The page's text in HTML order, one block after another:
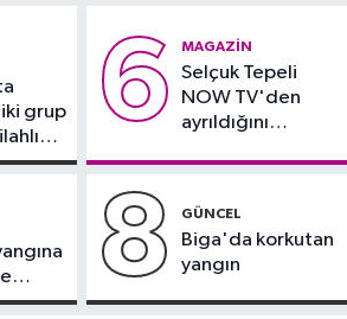
ailesine katıldı
grup
6 MAGAZIN
Selçuk Tepeli
NOW TV'den
ayrıldığını
8 GÜNCEL
Biga'da korkutan
yangın